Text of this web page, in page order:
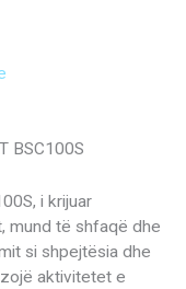
BSC100S
i krijuar
mund të shfaqë dhe
si shpejtësia dhe
aktivitetet e